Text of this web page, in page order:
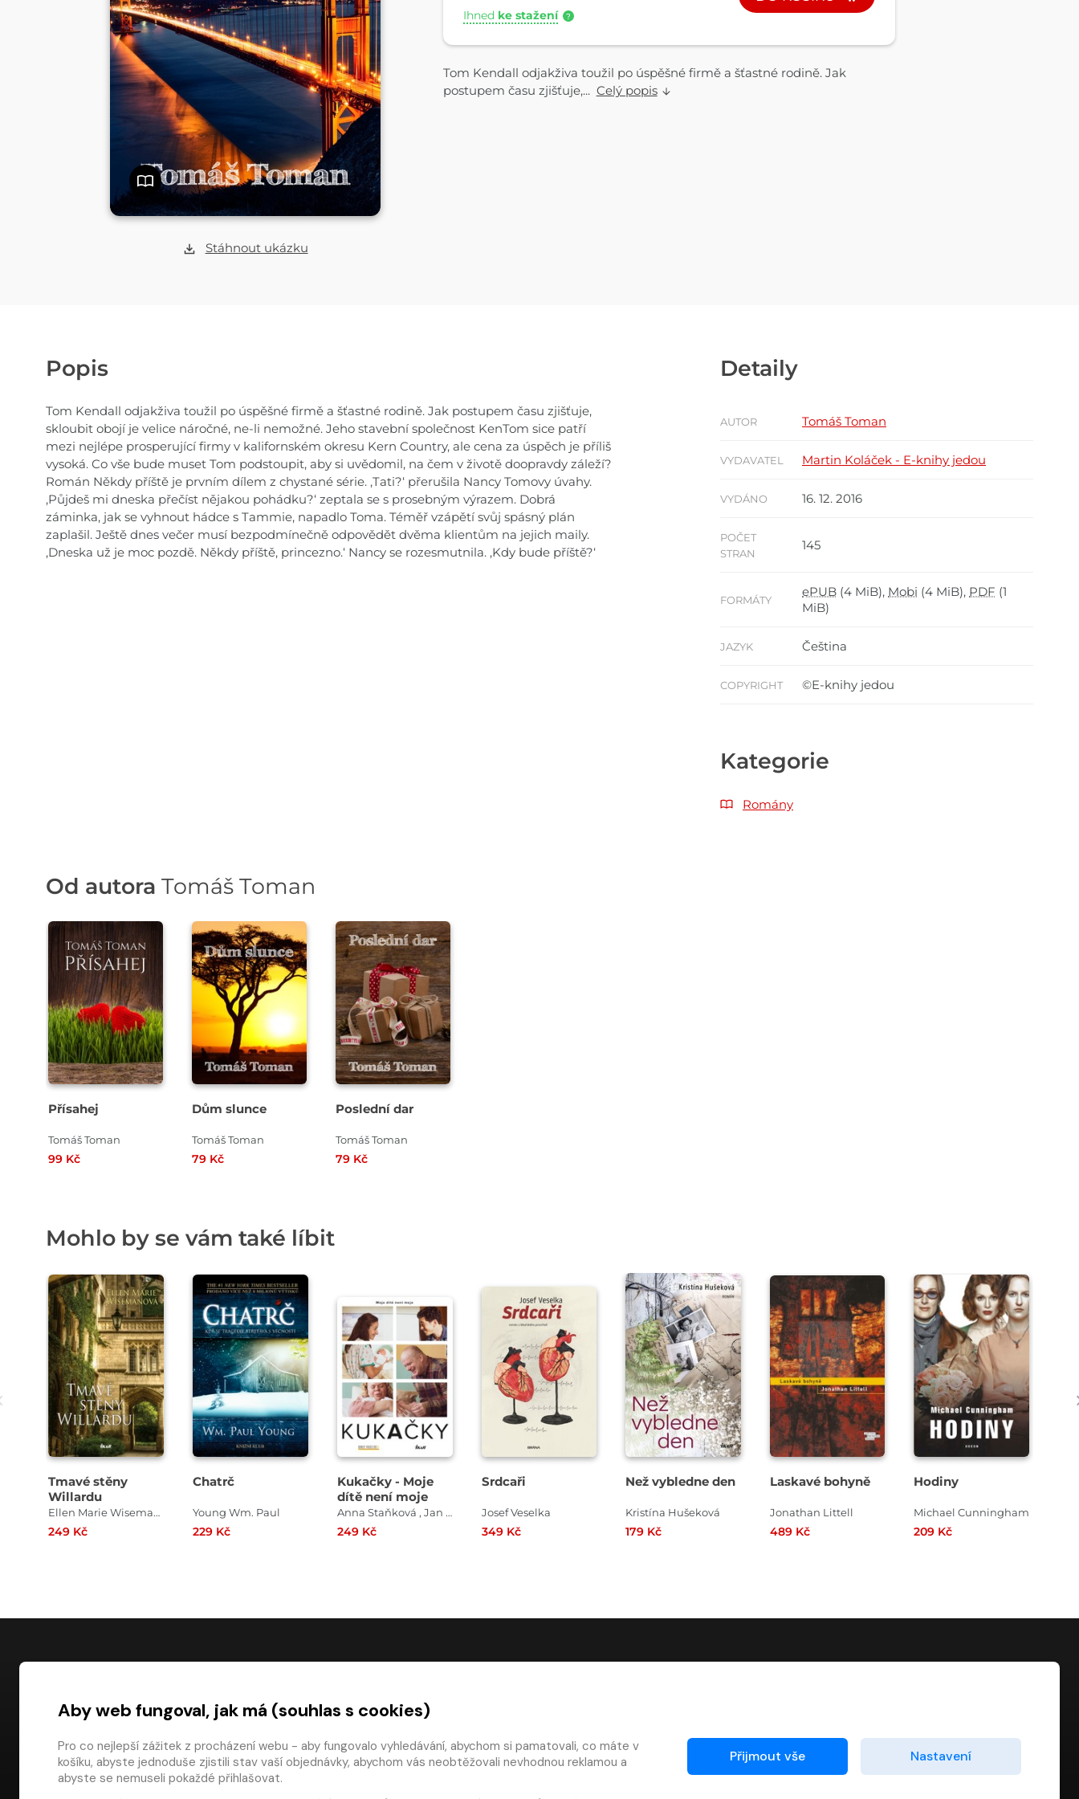
Stáhnout ukázku
Ihned ke stažení ?
Tom Kendall odjakživa toužil po úspěšné firmě a šťastné rodině. Jak
postupem času zjišťuje,... Celý popis
Popis
Tom Kendall odjakživa toužil po úspěšné firmě a šťastné rodině. Jak postupem času zjišťuje,
skloubit obojí je velice náročné, ne-li nemožné. Jeho stavební společnost KenTom sice patří
mezi nejlépe prosperující firmy v kalifornském okresu Kern Country, ale cena za úspěch je příliš
vysoká. Co vše bude muset Tom podstoupit, aby si uvědomil, na čem v životě doopravdy záleží?
Román Někdy příště je prvním dílem z chystané série. ,Tati?‘ přerušila Nancy Tomovy úvahy.
,Půjdeš mi dneska přečíst nějakou pohádku?‘ zeptala se s prosebným výrazem. Dobrá
záminka, jak se vyhnout hádce s Tammie, napadlo Toma. Téměř vzápětí svůj spásný plán
zaplašil. Ještě dnes večer musí bezpodmínečně odpovědět dvěma klientům na jejich maily.
,Dneska už je moc pozdě. Někdy příště, princezno.‘ Nancy se rozesmutnila. ,Kdy bude příště?‘
Detaily
AUTOR Tomáš Toman
VYDAVATEL Martin Koláček - E-knihy jedou
VYDÁNO 16. 12. 2016
POČET
STRAN
145
FORMÁTY
ePUB (4 MiB), Mobi (4 MiB), PDF (1
MiB)
JAZYK Čeština
COPYRIGHT ©E-knihy jedou
Kategorie
Romány
Od autora Tomáš Toman
Přísahej
Tomáš Toman
99 Kč
Dům slunce
Tomáš Toman
79 Kč
Poslední dar
Tomáš Toman
79 Kč
Mohlo by se vám také líbit
Tmavé stěny
Willardu
Ellen Marie Wisemanová
249 Kč
Chatrč
Young Wm. Paul
229 Kč
Kukačky - Moje
dítě není moje
Anna Staňková , Jan Coufal
249 Kč
Srdcaři
Josef Veselka
349 Kč
Než vybledne den
Kristína Hušeková
179 Kč
Laskavé bohyně
Jonathan Littell
489 Kč
Hodiny
Michael Cunningham
209 Kč
digiport.cz © 2026
Časté dotazy
Platba
Obchodní podmínky
Odstoupení od smlouvy
Kontakty
Články
Aby web fungoval, jak má (souhlas s cookies)
Pro co nejlepší zážitek z procházení webu - aby fungovalo vyhledávání, abychom si pamatovali, co máte v
košíku, abyste jednoduše zjistili stav vaší objednávky, abychom vás neobtěžovali nevhodnou reklamou a
abyste se nemuseli pokaždé přihlašovat.
Přijmout vše Nastavení